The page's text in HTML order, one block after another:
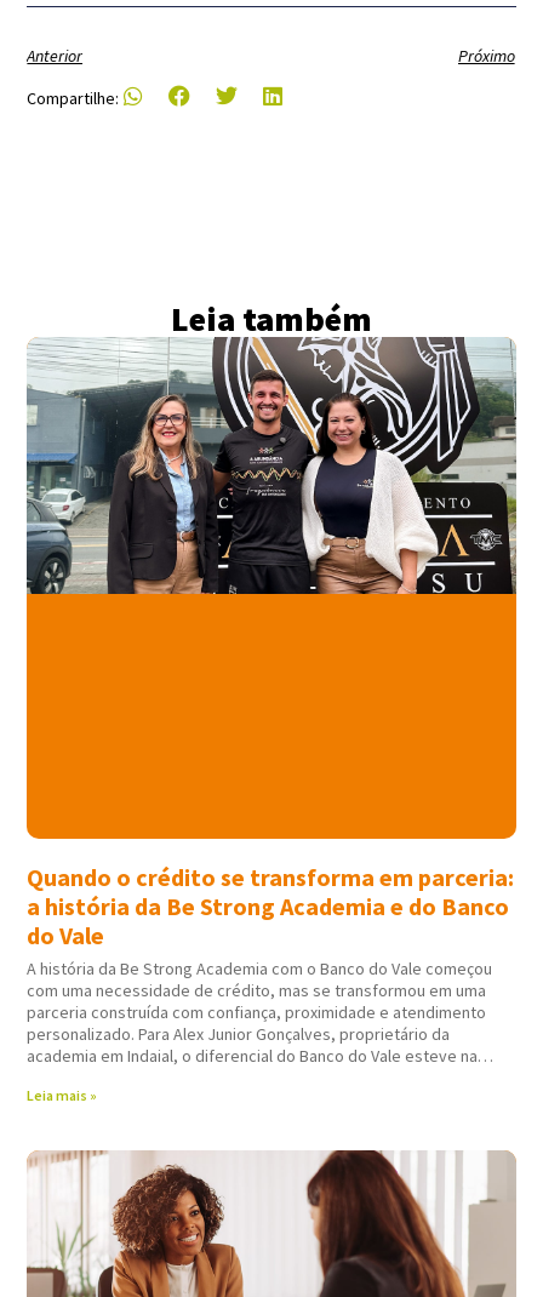
Anterior
Próximo
Compartilhe:
Leia também
Quando o crédito se transforma em parceria:
a história da Be Strong Academia e do Banco
do Vale
A história da Be Strong Academia com o Banco do Vale começou
com uma necessidade de crédito, mas se transformou em uma
parceria construída com confiança, proximidade e atendimento
personalizado. Para Alex Junior Gonçalves, proprietário da
academia em Indaial, o diferencial do Banco do Vale esteve na
Leia mais »